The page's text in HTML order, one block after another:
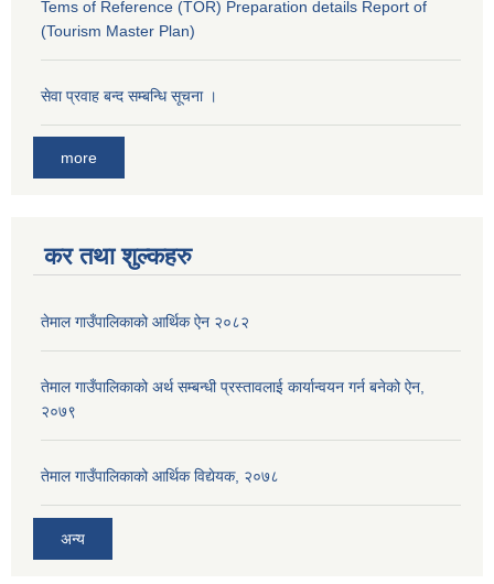
Tems of Reference (TOR) Preparation details Report of
(Tourism Master Plan)
सेवा प्रवाह बन्द सम्बन्धि सूचना ।
more
कर तथा शुल्कहरु
तेमाल गाउँपालिकाको आर्थिक ऐन २०८२
तेमाल गाउँपालिकाको अर्थ सम्बन्धी प्रस्तावलाई कार्यान्वयन गर्न बनेको ऐन,
२०७९
तेमाल गाउँपालिकाको आर्थिक विद्येयक, २०७८
अन्य